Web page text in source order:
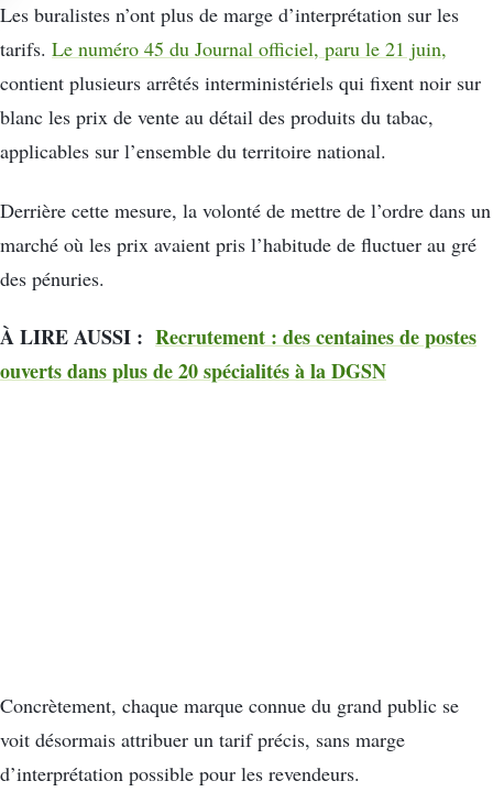
Les buralistes n’ont plus de marge d’interprétation sur les
tarifs. Le numéro 45 du Journal officiel, paru le 21 juin,
contient plusieurs arrêtés interministériels qui fixent noir sur
blanc les prix de vente au détail des produits du tabac,
applicables sur l’ensemble du territoire national.
Derrière cette mesure, la volonté de mettre de l’ordre dans un
marché où les prix avaient pris l’habitude de fluctuer au gré
des pénuries.
À LIRE AUSSI : Recrutement : des centaines de postes
ouverts dans plus de 20 spécialités à la DGSN
Concrètement, chaque marque connue du grand public se
voit désormais attribuer un tarif précis, sans marge
d’interprétation possible pour les revendeurs.